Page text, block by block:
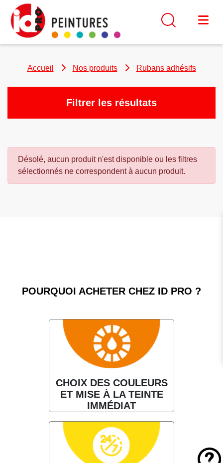
Accueil Nos produits Rubans adhésifs
Filtrer les résultats
Désolé, aucun produit n'est disponible ou les filtres
sélectionnés ne correspondent à aucun produit.
POURQUOI ACHETER CHEZ ID PRO ?
CHOIX DES COULEURS
ET MISE À LA TEINTE
IMMÉDIAT